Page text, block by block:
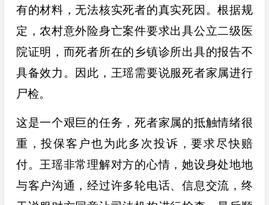
有的材料，无法核实死者的真实死因。根据规
定，农村意外险身亡案件要求出具公立二级医
院证明，而死者所在的乡镇诊所出具的报告不
具备效力。因此，王瑶需要说服死者家属进行
尸检。
这是一个艰巨的任务，死者家属的抵触情绪很
重，投保客户也为此多次投诉，要求尽快赔
付。 王瑶非常理解对方的心情，她设身处地地
与客户沟通，经过许多轮电话、信息交流，终